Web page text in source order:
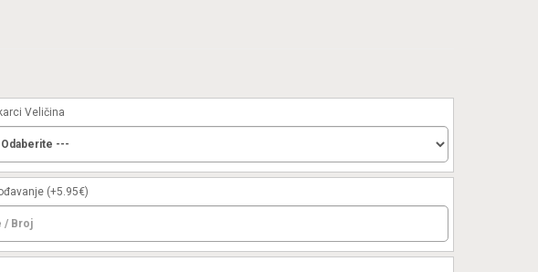
Veličina
(+5.95€)